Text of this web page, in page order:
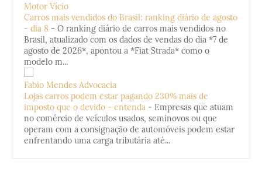
Motor Vício
Carros mais vendidos do Brasil: ranking diário de agosto
- dia 8 - O ranking diário de carros mais vendidos no
Brasil, atualizado com os dados de vendas do dia *7 de
agosto de 2026*, apontou a *Fiat Strada* como o
modelo m...
Fabio Mendes Advocacia
Lojas carros podem estar pagando 230% mais de
imposto que o devido - entenda - Empresas que atuam
no comércio de veículos usados, seminovos ou que
operam com a consignação de automóveis podem estar
enfrentando uma carga tributária até...